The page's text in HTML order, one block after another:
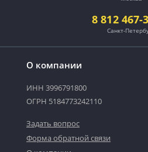
О компании
ИНН 3996791800
ОГРН 5184773242110
Задать вопрос
Форма обратной связи
8 812 467-
Санкт-